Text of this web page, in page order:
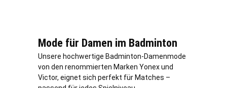
Mode für Damen im Badminton
Unsere hochwertige Badminton-Damenmode
von den renommierten Marken Yonex und
Victor, eignet sich perfekt für Matches –